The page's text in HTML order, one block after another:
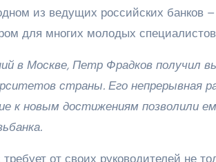
из ведущих российских банков
для многих молодых
в Москве, Петр Фрадков получил
страны. Его непрерывная
к новым достижениям позволили
от своих руководителей не